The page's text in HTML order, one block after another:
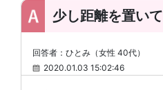
少し距離を置いて
回答者：ひとみ（女性 40代）
2020.01.03 15:02:46